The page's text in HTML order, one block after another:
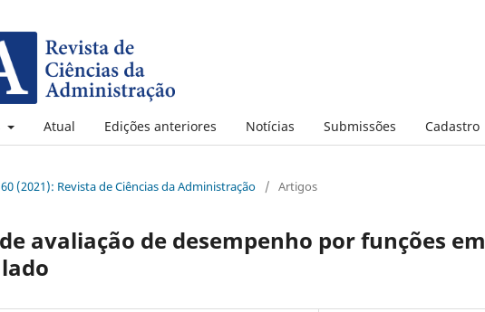
Atual Edições anteriores Notícias Submissões Cadastro
(2021): Revista de Ciências da Administração / Artigos
avaliação de desempenho por funções em